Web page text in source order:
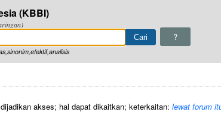
(KBBI)
?
akses; hal dapat dikaitkan; keterkaitan: lewat forum